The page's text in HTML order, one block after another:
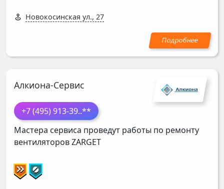
Новокосинская ул., 27
Алкиона-Сервис
+7 (495) 913-39..**
Мастера сервиса проведут работы по ремонту
вентиляторовZARGET